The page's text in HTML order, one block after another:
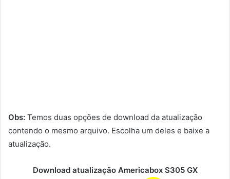
Obs: Temos duas opções de download da atualização
contendo o mesmo arquivo. Escolha um deles e baixe a
atualização.
Download atualização Americabox S305 GX